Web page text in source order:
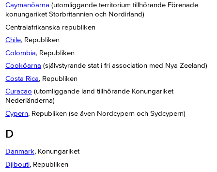
Caymanöarna (utomliggande territorium tillhörande Förenade
konungariket Storbritannien och Nordirland)
Centralafrikanska republiken
Chile, Republiken
Colombia, Republiken
Cooköarna (självstyrande stat i fri association med Nya Zeeland)
Costa Rica, Republiken
Curacao (utomliggande land tillhörande Konungariket
Nederländerna)
Cypern, Republiken (se även Nordcypern och Sydcypern)
D
Danmark, Konungariket
Djibouti, Republiken